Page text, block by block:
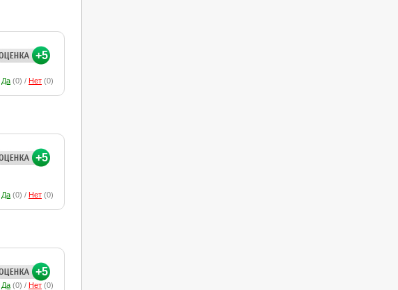
+5
Да (0) / Нет (0)
+5
Да (0) / Нет (0)
+5
Да (0) / Нет (0)